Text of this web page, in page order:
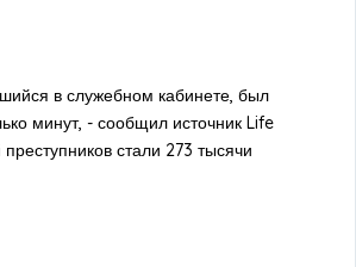
в служебном кабинете, был
минут, - сообщил источник Life
стали 273 тысячи